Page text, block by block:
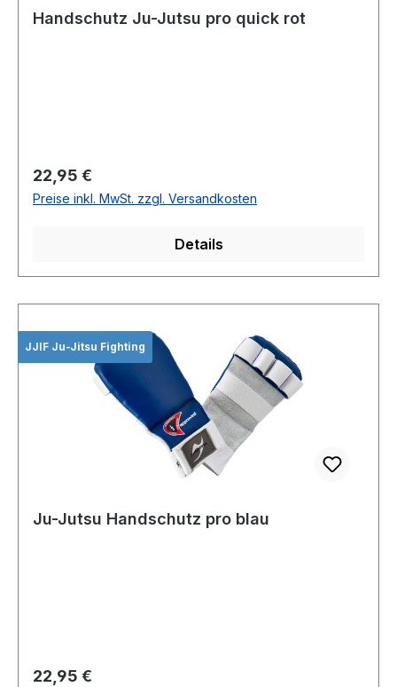
Handschutz Ju-Jutsu pro quick rot
Regulärer Preis:
22,95 €
Preise inkl. MwSt. zzgl. Versandkosten
Details
JJIF Ju-Jitsu Fighting
Ju-Jutsu Handschutz pro blau
Regulärer Preis:
22,95 €